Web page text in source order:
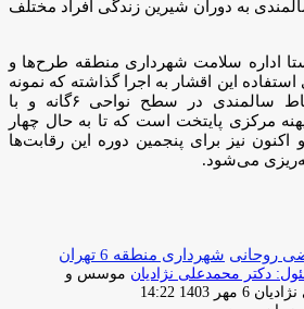
به دوران شیرین زندگی افراد مختلف
اداره سلامت شهرداری منطقه طرح‌ها و
این اقشار به اجرا گذاشته که نمونه
آن برپایی رقابت‌های نشاط سالمندی در سطح نواحی ۶گانه و با
مرکزی پایتخت است که تا به حال چهار
اکنون نیز برای پنجمین دوره این رقابت‌ها
می‌شود.
روحانی شهرداری منطقه 6 تهران
موسس و
ارسال
6 مهر 1403 14:22